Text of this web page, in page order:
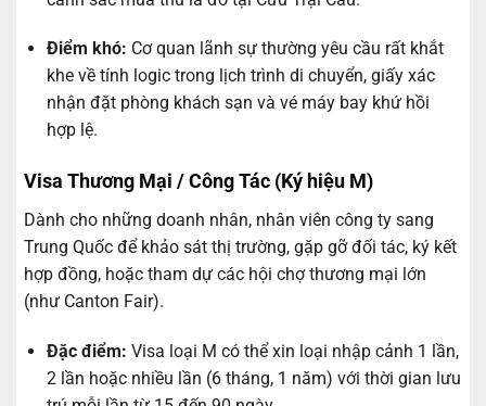
Điểm khó: Cơ quan lãnh sự thường yêu cầu rất khắt
khe về tính logic trong lịch trình di chuyển, giấy xác
nhận đặt phòng khách sạn và vé máy bay khứ hồi
hợp lệ.
Visa Thương Mại / Công Tác (Ký hiệu M)
Dành cho những doanh nhân, nhân viên công ty sang
Trung Quốc để khảo sát thị trường, gặp gỡ đối tác, ký kết
hợp đồng, hoặc tham dự các hội chợ thương mại lớn
(như Canton Fair).
Đặc điểm: Visa loại M có thể xin loại nhập cảnh 1 lần,
2 lần hoặc nhiều lần (6 tháng, 1 năm) với thời gian lưu